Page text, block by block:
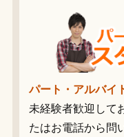
パート・アルバイ
未経験者歓迎して
たはお電話から問